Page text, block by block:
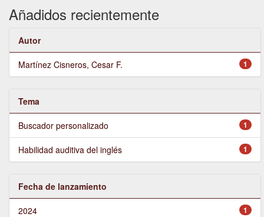
Añadidos recientemente
Autor
1
Martínez Cisneros, Cesar F.
Tema
1
Buscador personalizado
1
Habilidad auditiva del inglés
Fecha de lanzamiento
1
2024